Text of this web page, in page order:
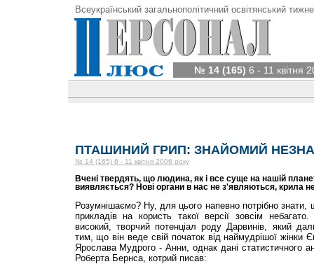
Всеукраїнський загальнополітичний освітянський
№ 14 (165) 6 - 11 квітня
ПТАШИНИЙ ГРИП: ЗНАЙОМИЙ
№ 14 (165) 6 - 11 квітня 2006 року
Вчені твердять, що людина, як і все суще на нашій
виявляється? Нові органи в нас не з'являються, крила
Розумнішаємо? Ну, для цього напевно потрібно знати,
прикладів на користь такої версії зовсім
високий, творчий потенціал роду Дарвинів, який
тим, що він веде свій початок від наймудрішої жінки
Ярослава Мудрого - Анни, однак дані статистичного
Роберта Бернса, котрий писав: